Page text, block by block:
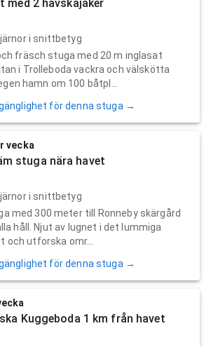
med 2 havskajaker
i snittbetyg
fräsch stuga med 20 m inglasat
i Trolleboda vackra och välskötta
hamn om 100 båtpl...
för denna stuga →
vecka
stuga nära havet
i snittbetyg
med 300 meter till Ronneby skärgård
håll. Njut av lugnet i det lummiga
utforska omr...
för denna stuga →
Kuggeboda 1 km från havet